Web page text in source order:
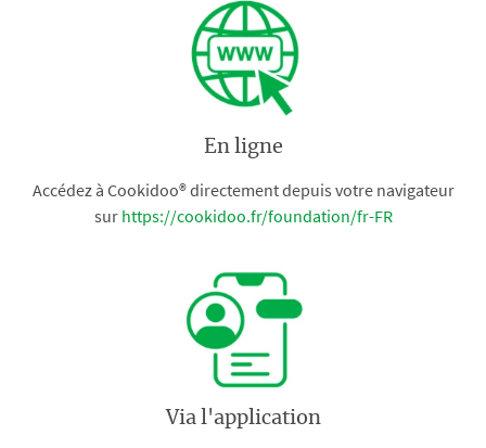
En ligne
Accédez à Cookidoo® directement depuis votre navigateur
sur https://cookidoo.fr/foundation/fr-FR
Via l'application